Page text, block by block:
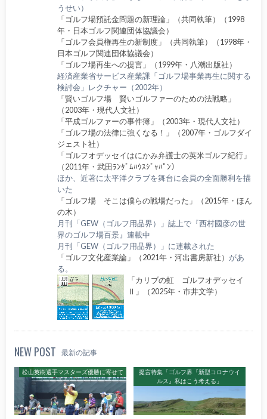
うせい）
「ゴルフ場預託金問題の新理論」（共同執筆）（1998
年・日本ゴルフ関連団体協議会）
「ゴルフ会員権再生の新制度」（共同執筆）（1998年・
日本ゴルフ関連団体協議会）
「ゴルフ場再生への提言」（1999年・八潮出版社）
経済産業省サービス産業課「ゴルフ場事業再生に関する
検討会」レクチャー（2002年）
「賢いゴルフ場 賢いゴルファーのための法戦略」
（2003年・現代人文社）
「平成ゴルファーの事件簿」（2003年・現代人文社）
「ゴルフ場の法律に強くなる！」（2007年・ゴルフダイ
ジェスト社）
「ゴルフオデッセイはにかみ弁護士の英米ゴルフ紀行」
（2011年・武田ﾗﾝﾀﾞﾑﾊｳｽｼﾞｬﾊﾟﾝ）
ほか、近著に太平洋クラブを舞台に会員の全面勝利を描
いた
「ゴルフ場 そこは僕らの戦場だった」（2015年・ほん
の木）
月刊「GEW（ゴルフ用品界）」誌上で『西村國彦の世
界のゴルフ場百景』連載中
月刊「GEW（ゴルフ用品界）」に連載された
「ゴルフ文化産業論」（2021年・河出書房新社） があ
る。
「カリブの虹 ゴルフオデッセイ
Ⅱ」（2025年・市井文学）
NEW POST 最新の記事
松山英樹選手マスターズ優勝に寄せて
提言特集「ゴルフ界『新型コロナウイ
ルス』私はこう考える」